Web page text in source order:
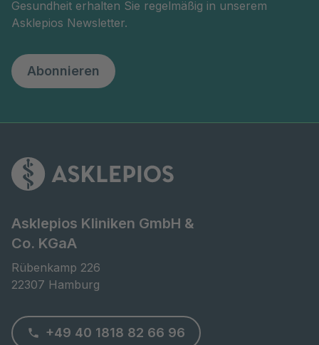
Gesundheit erhalten Sie regelmäßig in unserem
Asklepios Newsletter.
Abonnieren
Asklepios Kliniken GmbH &
Co. KGaA
Rübenkamp 226
22307 Hamburg
+49 40 1818 82 66 96